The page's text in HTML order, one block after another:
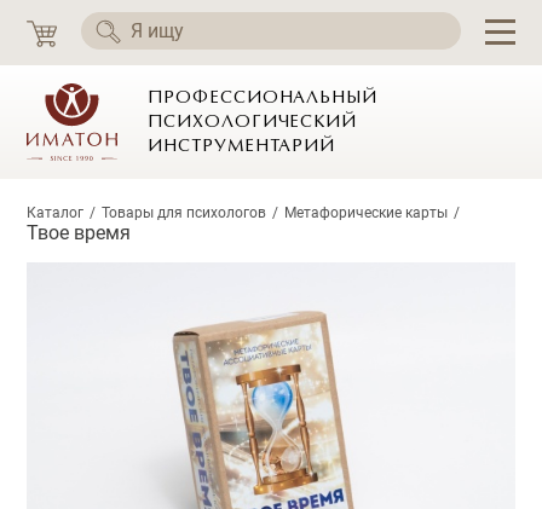
ПРОФЕССИОНАЛЬНЫЙ
ПСИХОЛОГИЧЕСКИЙ
ИНСТРУМЕНТАРИЙ
Каталог Товары для психологов Метафорические карты
Твое время